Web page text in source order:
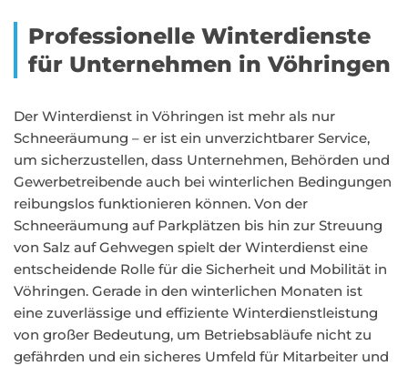
Professionelle Winterdienste
für Unternehmen in Vöhringen
Der Winterdienst in Vöhringen ist mehr als nur
Schneeräumung – er ist ein unverzichtbarer Service,
um sicherzustellen, dass Unternehmen, Behörden und
Gewerbetreibende auch bei winterlichen Bedingungen
reibungslos funktionieren können. Von der
Schneeräumung auf Parkplätzen bis hin zur Streuung
von Salz auf Gehwegen spielt der Winterdienst eine
entscheidende Rolle für die Sicherheit und Mobilität in
Vöhringen. Gerade in den winterlichen Monaten ist
eine zuverlässige und effiziente Winterdienstleistung
von großer Bedeutung, um Betriebsabläufe nicht zu
gefährden und ein sicheres Umfeld für Mitarbeiter und